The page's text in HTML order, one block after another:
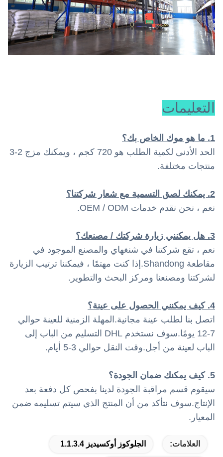
التعليمات
1. ما هو موك الخاص بك؟
الحد الأدنى لكمية الطلب هو 720 كجم ، ويمكنك مزج 2-3
منتجات مختلفة.
2. يمكنك لصق التسمية مع شعار شركتنا؟
نعم ، نحن نقدم خدمات OEM / ODM.
3. هل يمكنني زيارة شركتك / مصنعك؟
نعم ، تقع شركتنا في شنغهاي والمصنع الموجود في
مقاطعة Shandong.إذا كنت مهتمًا ، فيمكننا ترتيب الزيارة
لشركتنا ومصنعنا ومركز البحث والتطوير.
4. كيف يمكنني الحصول على عينة؟
اتصل بنا لطلب عينة مجانية.المهلة الزمنية للعينة حوالي
7-12 يومًا.سوف نستخدم DHL التسليم من الباب إلى
الباب لعينة من أجل.وقت النقل حوالي 3-5 أيام.
5. كيف يمكنك ضمان الجودة؟
سيقوم قسم مراقبة الجودة لدينا بفحص كل دفعة بعد
الإنتاج.سوف نتأكد من أن المنتج الذي سيتم تسليمه ضمن
المعيار.
العلامات: الجلوكوز أوكسيديز 1.1.3.4